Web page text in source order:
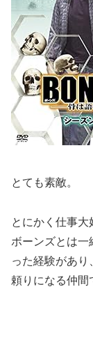
とても素敵。
とにかく仕事
ボーンズとは一
った経験があ
頼りになる仲間